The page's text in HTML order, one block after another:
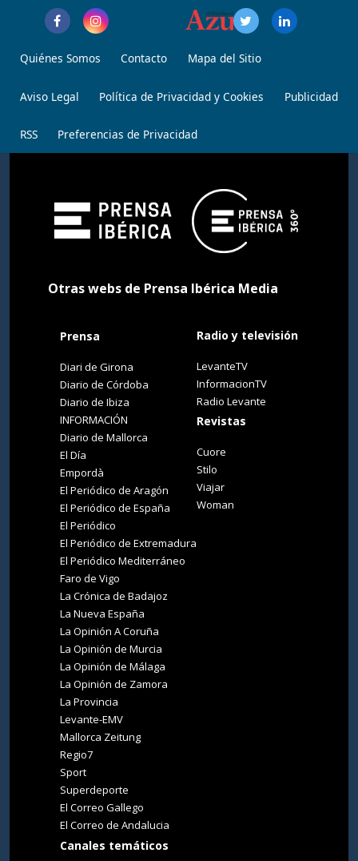
Quiénes Somos Contacto Mapa del Sitio
Aviso Legal Política de Privacidad y Cookies Publicidad
RSS Preferencias de Privacidad
Otras webs de Prensa Ibérica Media
Prensa
Diari de Girona
Diario de Córdoba
Diario de Ibiza
INFORMACIÓN
Diario de Mallorca
El Día
Empordà
El Periódico de Aragón
El Periódico de España
El Periódico
El Periódico de Extremadura
El Periódico Mediterráneo
Faro de Vigo
La Crónica de Badajoz
La Nueva España
La Opinión A Coruña
La Opinión de Murcia
La Opinión de Málaga
La Opinión de Zamora
La Provincia
Levante-EMV
Mallorca Zeitung
Regio7
Sport
Superdeporte
El Correo Gallego
El Correo de Andalucia
Canales temáticos
Radio y televisión
LevanteTV
InformacionTV
Radio Levante
Revistas
Cuore
Stilo
Viajar
Woman